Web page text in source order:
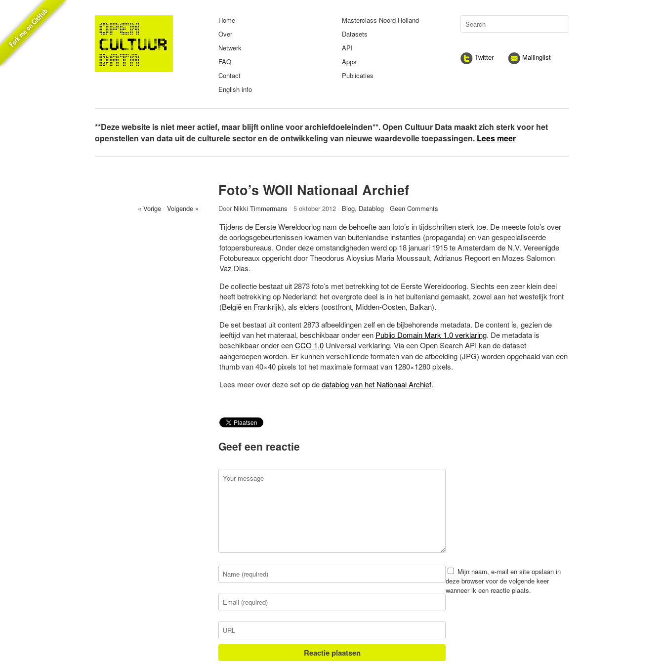
Home
Over
Netwerk
FAQ
Contact
English info
Masterclass Noord-Holland
Datasets
API
Apps
Publicaties
Twitter Mailinglist
**Deze website is niet meer actief, maar blijft online voor archiefdoeleinden**. Open Cultuur Data maakt zich sterk voor het
openstellen van data uit de culturele sector en de ontwikkeling van nieuwe waardevolle toepassingen. Lees meer
Foto’s WOII Nationaal Archief
« Vorige / Volgende » Door Nikki Timmermans / 5 oktober 2012 / Blog, Datablog / Geen Comments
Tijdens de Eerste Wereldoorlog nam de behoefte aan foto’s in tijdschriften sterk toe. De meeste foto’s over
de oorlogsgebeurtenissen kwamen van buitenlandse instanties (propaganda) en van gespecialiseerde
fotopersbureaus. Onder deze omstandigheden werd op 18 januari 1915 te Amsterdam de N.V. Vereenigde
Fotobureaux opgericht door Theodorus Aloysius Maria Moussault, Adrianus Regoort en Mozes Salomon
Vaz Dias.
De collectie bestaat uit 2873 foto’s met betrekking tot de Eerste Wereldoorlog. Slechts een zeer klein deel
heeft betrekking op Nederland: het overgrote deel is in het buitenland gemaakt, zowel aan het westelijk front
(België en Frankrijk), als elders (oostfront, Midden-Oosten, Balkan).
De set bestaat uit content 2873 afbeeldingen zelf en de bijbehorende metadata. De content is, gezien de
leeftijd van het materaal, beschikbaar onder een Public Domain Mark 1.0 verklaring. De metadata is
beschikbaar onder eenCCO 1.0 Universal verklaring. Via een Open Search API kan de dataset
aangeroepen worden. Er kunnen verschillende formaten van de afbeelding (JPG) worden opgehaald van een
thumb van 40×40 pixels tot het maximale formaat van 1280×1280 pixels.
Lees meer over deze set op dedatablog van het Nationaal Archief.
Geef een reactie
Mijn naam, e-mail en site opslaan in
deze browser voor de volgende keer
wanneer ik een reactie plaats.